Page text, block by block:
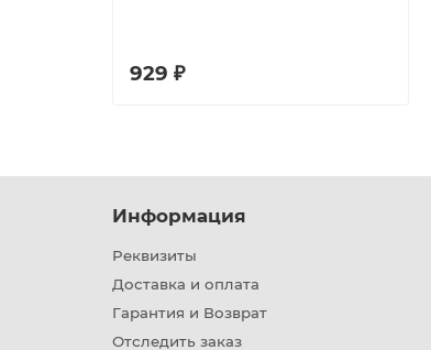
929 ₽
Информация
Реквизиты
Доставка и оплата
Гарантия и Возврат
Отследить заказ